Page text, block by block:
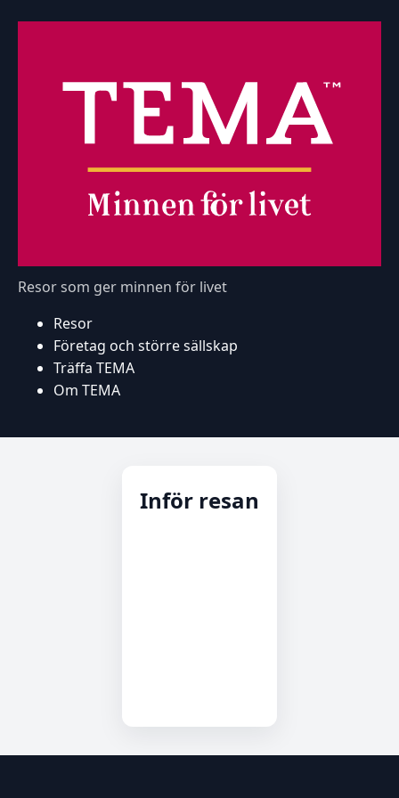
Resor som ger minnen för livet
Resor
Företag och större sällskap
Träffa TEMA
Om TEMA
Inför resan